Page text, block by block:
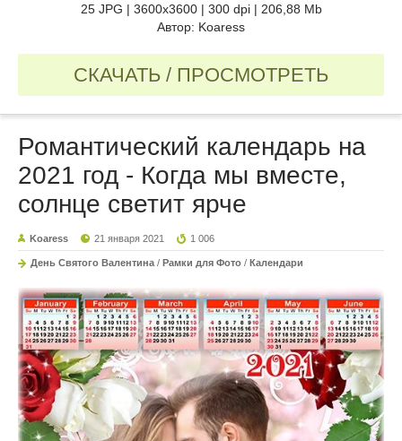
25 JPG | 3600x3600 | 300 dpi | 206,88 Mb
Автор: Koaress
СКАЧАТЬ / ПРОСМОТРЕТЬ
Романтический календарь на
2021 год - Когда мы вместе,
солнце светит ярче
Koaress 21 января 2021 1 006
День Святого Валентина / Рамки для Фото / Календари